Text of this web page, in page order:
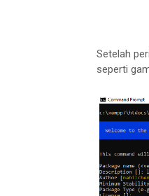
Setelah
seperti